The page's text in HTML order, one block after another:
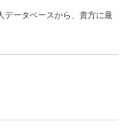
データベースから、貴方に最